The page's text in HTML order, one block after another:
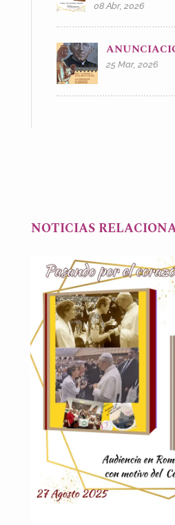
08 Abr, 2026
25 Mar, 2026
NOTICIAS